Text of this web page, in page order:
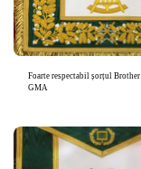
Foarte respectabil șorțul Brother
GMA